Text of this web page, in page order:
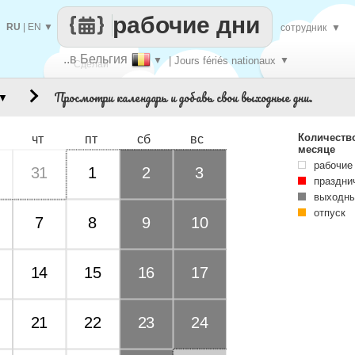
Сделай
..в Бельгия ▼ | Jours fériés nationaux ▼
рабочие дни
RU EN ▼ сотрудник ▼
Просмотри календарь и добавь свои выходные дни.
чт пт сб вс
31 1 2 3
7 8 9 10
14 15 16 17
21 22 23 24
месяце
отпуск